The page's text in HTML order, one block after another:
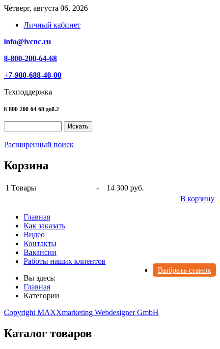
Четверг, августа 06, 2026
Личный кабинет
info@ivcnc.ru
8-800-200-64-68
+7-980-688-40-00
Техподдержка
8-800-200-64-68 доб.2
Расширенный поиск
Корзина
1 Товары -
14 300 руб.
В корзину
Главная
Как заказать
Видео
Контакты
Вакансии
Работы наших клиентов
Выбрать станок
Вы здесь:
Главная
Категории
Copyright MAXXmarketing Webdesigner GmbH
Каталог товаров